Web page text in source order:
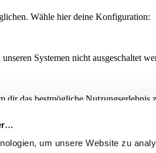
um unsere Website zu
Wähle hier deine Konfiguration:
Systemen nicht ausgeschaltet
dir das bestmögliche Nutzungserlebnis
wird.